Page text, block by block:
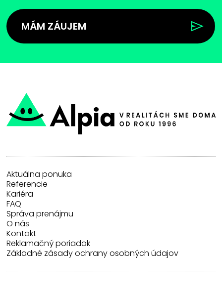
MÁM ZÁUJEM
Aktuálna ponuka
Referencie
Kariéra
FAQ
Správa prenájmu
O nás
Kontakt
Reklamačný poriadok
Základné zásady ochrany osobných údajov